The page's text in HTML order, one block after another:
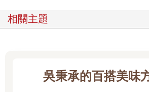
相關主題
吳秉承的百搭美味